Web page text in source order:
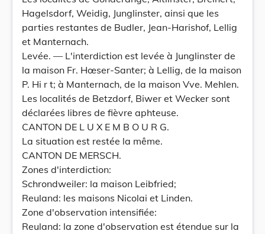
Hagelsdorf, Weidig, Junglinster, ainsi que les
parties restantes de Budler, Jean-Harishof, Lellig
et Manternach.
Levée. — L'interdiction est levée à Junglinster de
la maison Fr. Hœser-Santer; à Lellig, de la maison
P. Hi r t; à Manternach, de la maison Vve. Mehlen.
Les localités de Betzdorf, Biwer et Wecker sont
déclarées libres de fièvre aphteuse.
CANTON DE L U X E M B O U R G.
La situation est restée la même.
CANTON DE MERSCH.
Zones d'interdiction:
Schrondweiler: la maison Leibfried;
Reuland: les maisons Nicolai et Linden.
Zone d'observation intensifiée:
Reuland: la zone d'observation est étendue sur la